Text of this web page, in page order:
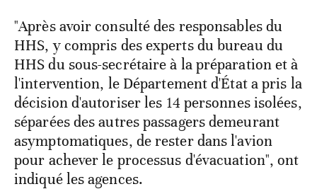
"Après avoir consulté des responsables du
HHS, y compris des experts du bureau du
HHS du sous-secrétaire à la préparation et à
l'intervention, le Département d'État a pris la
décision d'autoriser les 14 personnes isolées,
séparées des autres passagers demeurant
asymptomatiques, de rester dans l'avion
pour achever le processus d'évacuation", ont
indiqué les agences.